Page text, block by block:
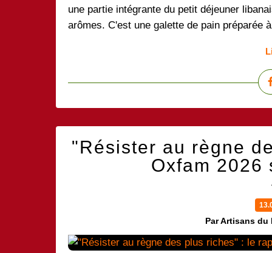
une partie intégrante du petit déjeuner
arômes. C'est une galette de pain préparée
"Résister au règne
Oxfam
Par Artisans du